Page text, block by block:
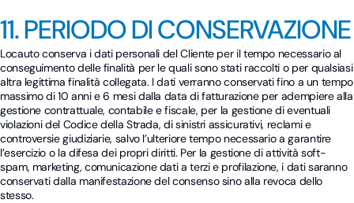
11. PERIODO DI CONSERVAZIONE
Locauto conserva i dati personali del Cliente per il tempo necessario al
conseguimento delle finalità per le quali sono stati raccolti o per qualsiasi
altra legittima finalità collegata. I dati verranno conservati fino a un tempo
massimo di 10 anni e 6 mesi dalla data di fatturazione per adempiere alla
gestione contrattuale, contabile e fiscale, per la gestione di eventuali
violazioni del Codice della Strada, di sinistri assicurativi, reclami e
controversie giudiziarie, salvo l’ulteriore tempo necessario a garantire
l’esercizio o la difesa dei propri diritti. Per la gestione di attività soft-
spam, marketing, comunicazione dati a terzi e profilazione, i dati saranno
conservati dalla manifestazione del consenso sino alla revoca dello
stesso.